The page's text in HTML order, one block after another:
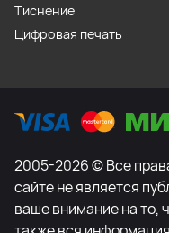
Тиснение
Цифровая печать
2005-2026 © Все
сайте не является
ваше внимание на то,